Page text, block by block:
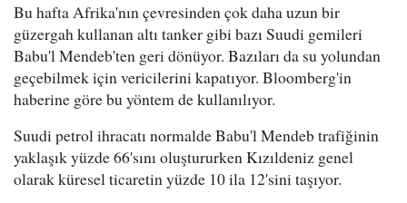
Bu hafta Afrika'nın çevresinden çok daha uzun bir
güzergah kullanan altı tanker gibi bazı Suudi gemileri
Babu'l Mendeb'ten geri dönüyor. Bazıları da su yolundan
geçebilmek için vericilerini kapatıyor. Bloomberg'in
haberine göre bu yöntem de kullanılıyor.
Suudi petrol ihracatı normalde Babu'l Mendeb trafiğinin
yaklaşık yüzde 66'sını oluştururken Kızıldeniz genel
olarak küresel ticaretin yüzde 10 ila 12'sini taşıyor.